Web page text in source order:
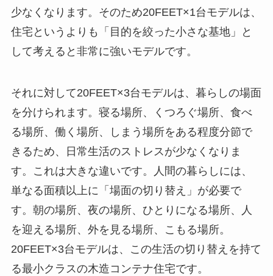
少なくなります。そのため20FEET×1台モデルは、
住宅というよりも「目的を絞った小さな基地」と
して考えると非常に強いモデルです。
それに対して20FEET×3台モデルは、暮らしの場面
を分けられます。寝る場所、くつろぐ場所、食べ
る場所、働く場所、しまう場所をある程度分節で
きるため、日常生活のストレスが少なくなりま
す。これは大きな違いです。人間の暮らしには、
単なる面積以上に「場面の切り替え」が必要で
す。朝の場所、夜の場所、ひとりになる場所、人
を迎える場所、外を見る場所、こもる場所。
20FEET×3台モデルは、この生活の切り替えを持て
る最小クラスの木造コンテナ住宅です。